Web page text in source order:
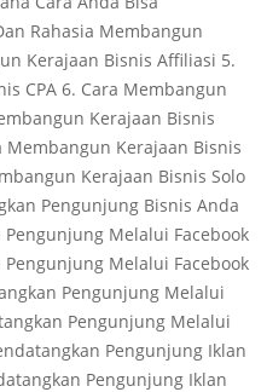
Rahasia Membangun
Kerajaan Bisnis Affiliasi 5.
CPA 6. Cara Membangun
Kerajaan Bisnis
Membangun Kerajaan Bisnis
Kerajaan Bisnis Solo
Pengunjung Bisnis Anda
Melalui Facebook
Melalui Facebook
Pengunjung Melalui
Pengunjung Melalui
Pengunjung Iklan
Pengunjung Iklan